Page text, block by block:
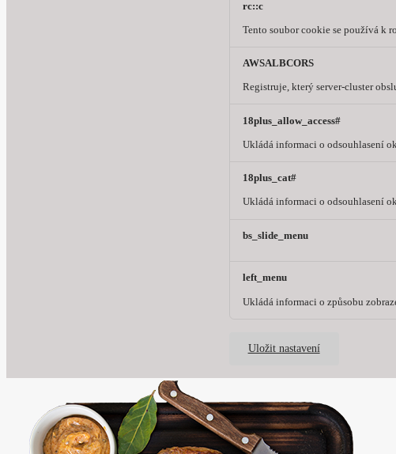
rc::c
Tento soubor cookie se používá k
AWSALBCORS
Registruje, který server-cluster
18plus_allow_access#
Ukládá informaci o odsouhlasení
18plus_cat#
Ukládá informaci o odsouhlasení
bs_slide_menu
left_menu
Ukládá informaci o způsobu
Uložit nastavení